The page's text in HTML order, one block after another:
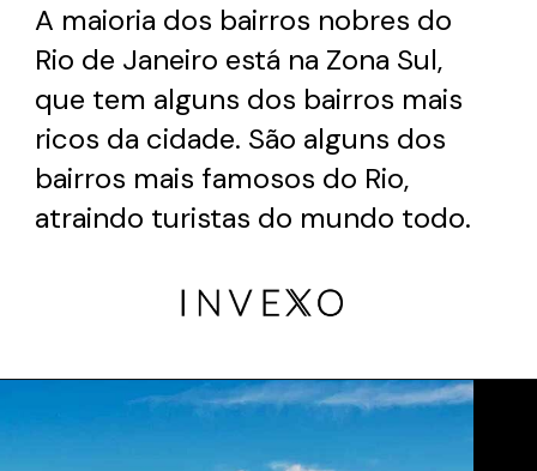
A maioria dos bairros nobres do
Rio de Janeiro está na Zona Sul,
que tem alguns dos bairros mais
ricos da cidade. São alguns dos
bairros mais famosos do Rio,
atraindo turistas do mundo todo.